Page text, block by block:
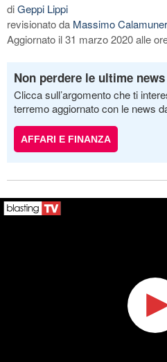
diGeppi Lippi
revisionato da Massimo
Aggiornato il 31 marzo 2020 alle
Non perdere le ultime news
Clicca sull’argomento che ti
terremo aggiornato con le news
AFFARI E FINANZA